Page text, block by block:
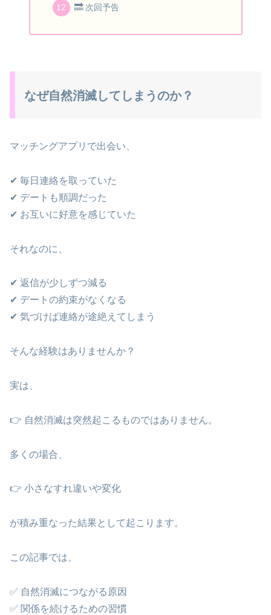
🔜 次回予告
なぜ自然消滅してしまうのか？
マッチングアプリで出会い、
✔ 毎日連絡を取っていた
✔ デートも順調だった
✔ お互いに好意を感じていた
それなのに、
✔ 返信が少しずつ減る
✔ デートの約束がなくなる
✔ 気づけば連絡が途絶えてしまう
そんな経験はありませんか？
実は、
👉 自然消滅は突然起こるものではありません。
多くの場合、
👉 小さなすれ違いや変化
が積み重なった結果として起こります。
この記事では、
✅ 自然消滅につながる原因
✅ 関係を続けるための習慣